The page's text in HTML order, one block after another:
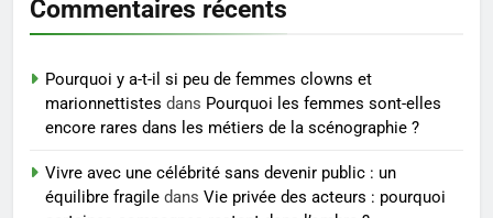
6
Prévenir les chutes chez les
seniors: aménagement et
exercices
BIEN ÊTRE
Voyance à La Rochelle : où
trouver un accompagnement
Commentaires récents
Pourquoi y a-t-il si peu de femmes clowns et
marionnettistes dans Pourquoi les femmes sont-elles
encore rares dans les métiers de la scénographie ?
Vivre avec une célébrité sans devenir public : un
équilibre fragile dans Vie privée des acteurs : pourquoi